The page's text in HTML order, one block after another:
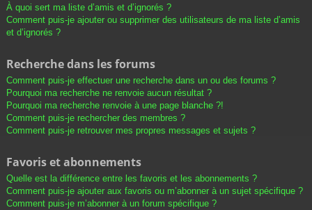
À quoi sert ma liste d’amis et d’ignorés ?
Comment puis-je ajouter ou supprimer des utilisateurs de ma liste d’amis
et d’ignorés ?
Recherche dans les forums
Comment puis-je effectuer une recherche dans un ou des forums ?
Pourquoi ma recherche ne renvoie aucun résultat ?
Pourquoi ma recherche renvoie à une page blanche ?!
Comment puis-je rechercher des membres ?
Comment puis-je retrouver mes propres messages et sujets ?
Favoris et abonnements
Quelle est la différence entre les favoris et les abonnements ?
Comment puis-je ajouter aux favoris ou m’abonner à un sujet spécifique ?
Comment puis-je m’abonner à un forum spécifique ?